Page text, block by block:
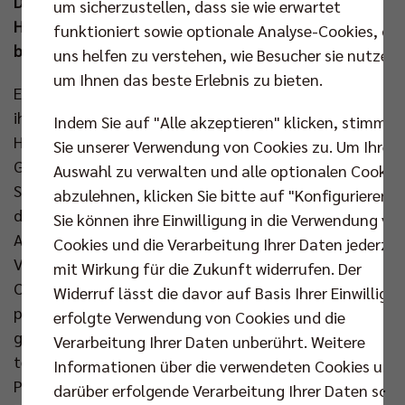
Hauptstädter aber nicht aus ihrem guten Rhythmus
bringen.
Einen Auftakt nach Maß feierten die BR Volleys und
ihre mehr als 5.000 Fans am Wochenende im ersten
Heimspiel der Saison. Der 3:0-Erfolg gegen die Helios
Grizzlys Giesen brachte den Berlinern zum Start die
Spitzenposition in der Tabelle ein. Allerdings hat
diese nach dem ersten Spieltag naturgemäß kaum
Aussagekraft. Viel Gutes sahen die Zuschauer im
Volleyballtempel trotzdem von den Männern in
Orange. In Aufschlag, Block-Abwehr und Angriff
präsentierten sich Kapitän Ruben Schott & Co
gefestigt. Eine Schippe mehr wünschte man sich
teamintern einzig in der Annahme. „Wir haben das
Potenzial, um in diesem Element noch besser zu sein.
um sicherzustellen, dass sie wie erwartet
funktioniert sowie optionale Analyse-Cookies, die
uns helfen zu verstehen, wie Besucher sie nutzen,
um Ihnen das beste Erlebnis zu bieten.
Indem Sie auf "Alle akzeptieren" klicken, stimmen
Sie unserer Verwendung von Cookies zu. Um Ihre
Auswahl zu verwalten und alle optionalen Cookies
abzulehnen, klicken Sie bitte auf "Konfigurieren".
Sie können ihre Einwilligung in die Verwendung
Cookies und die Verarbeitung Ihrer Daten
mit Wirkung für die Zukunft widerrufen. Der
Widerruf lässt die davor auf Basis Ihrer
erfolgte Verwendung von Cookies und die
Verarbeitung Ihrer Daten unberührt. Weitere
Informationen über die verwendeten Cookies und
darüber erfolgende Verarbeitung Ihrer Daten